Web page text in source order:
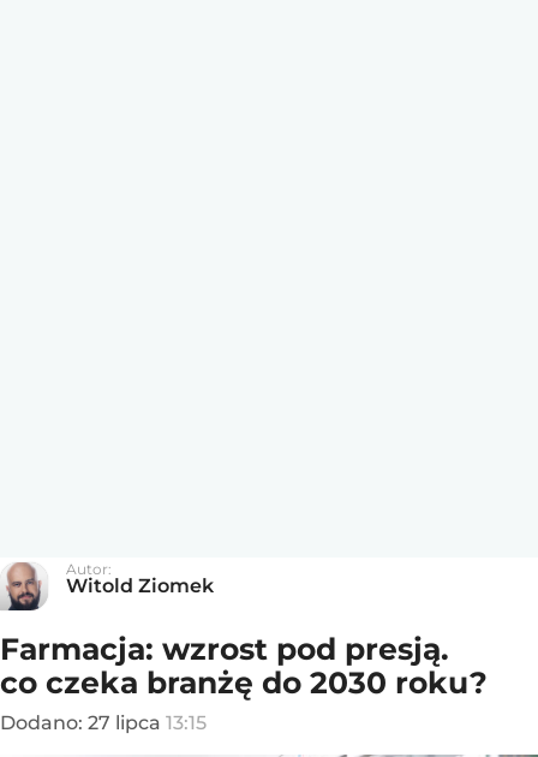
Autor:
Witold Ziomek
Farmacja: wzrost pod presją.
co czeka branżę do 2030 roku?
Dodano: 27 lipca 13:15